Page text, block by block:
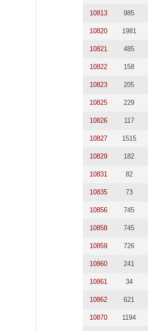
10813 985
10820 1981
10821 485
10822 158
10823 205
10825 229
10826 117
10827 1515
10829 182
10831 82
10835 73
10856 745
10858 745
10859 726
10860 241
10861 34
10862 621
10870 1194